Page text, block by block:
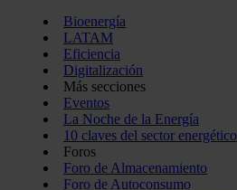
Bioenergía
LATAM
Eficiencia
Digitalización
Más secciones
Eventos
La Noche de la Energía
10 claves del sector energético
Foros
Foro de Almacenamiento
Foro de Autoconsumo